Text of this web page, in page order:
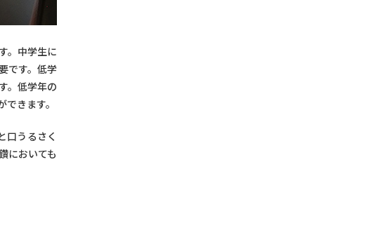
。中学生に
です。低学
。低学年の
きます。
口うるさく
においても